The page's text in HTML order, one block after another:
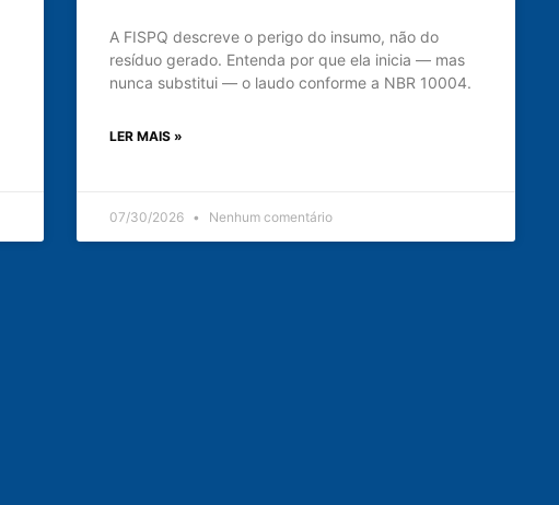
A FISPQ descreve o perigo do insumo, não do
resíduo gerado. Entenda por que ela inicia — mas
nunca substitui — o laudo conforme a NBR 10004.
LER MAIS »
07/30/2026 Nenhum comentário